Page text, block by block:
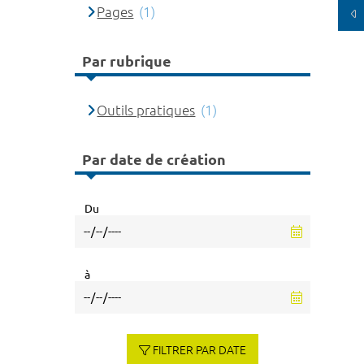
Pages (1)
Par rubrique
Outils pratiques (1)
Par date de création
Du
à
FILTRER PAR DATE